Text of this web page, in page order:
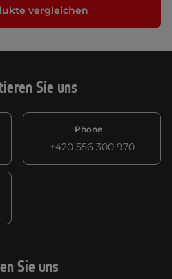
vergleichen
Sie uns
Phone
+420 556 300 970
Sie uns